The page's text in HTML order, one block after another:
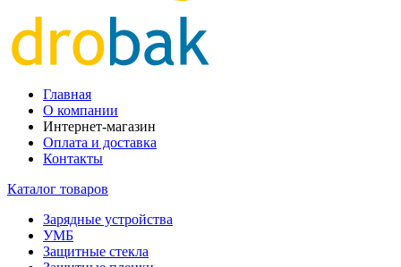
Главная
О компании
Интернет-магазин
Оплата и доставка
Контакты
Каталог товаров
Зарядные устройства
УМБ
Защитные стекла